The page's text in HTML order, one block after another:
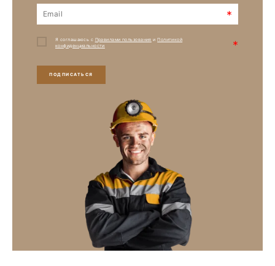
*
Я соглашаюсь с Правилами пользования иПолитикой
конфиденциальности
*
ПОДПИСАТЬСЯ